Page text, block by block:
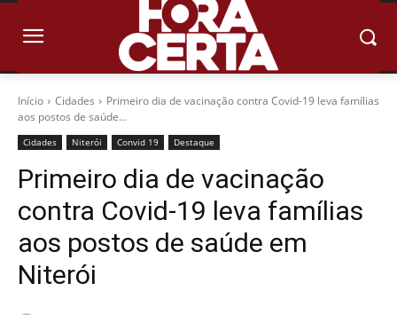
Início Cidades
Primeiro dia de vacinação contra Covid-19 leva famílias
aos postos de saúde...
Cidades Niterói Convid 19 Destaque
Primeiro dia de vacinação
contra Covid-19 leva famílias
aos postos de saúde em
Niterói